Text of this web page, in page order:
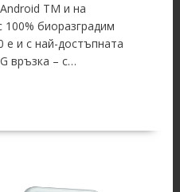
TM и на
100% биоразградим
е и с най-достъпната
връзка – с…